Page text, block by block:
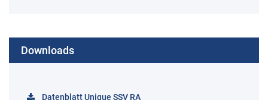
Downloads
Datenblatt Unique SSV RA